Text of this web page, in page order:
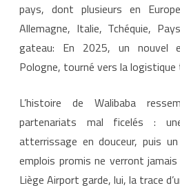
pays, dont plusieurs en
Allemagne, Italie, Tchéquie,
gateau: En 2025, un nouvel
Pologne, tourné vers la
L’histoire de Walibaba
partenariats mal ficelés :
atterrissage en douceur, puis
emplois promis ne verront
Liège Airport garde, lui, la trace